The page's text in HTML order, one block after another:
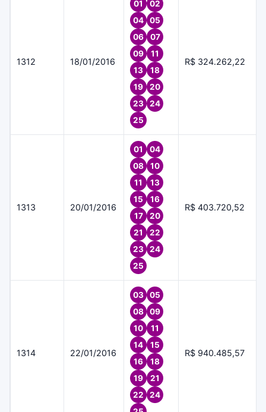
1312 18/01/2016
01
02
04
05
06
07
09
11
13
18
19
20
23
24
25
R$ 324.262,22
1313 20/01/2016
01
04
08
10
11
13
15
16
17
20
21
22
23
24
25
R$ 403.720,52
1314 22/01/2016
03
05
08
09
10
11
14
15
16
18
19
21
22
24
R$ 940.485,57